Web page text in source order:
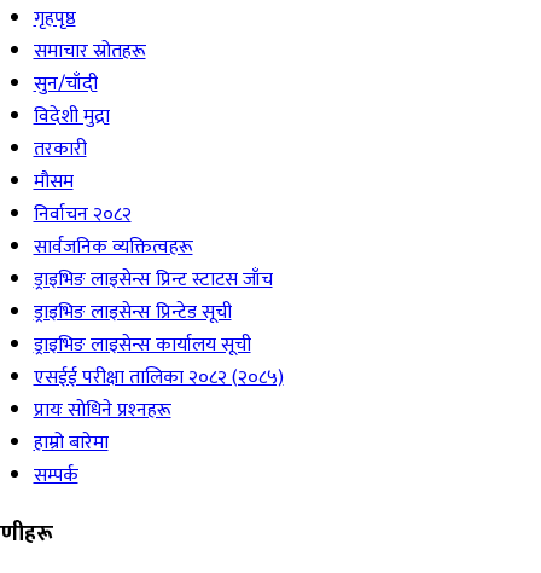
गृहपृष्ठ
समाचार स्रोतहरू
सुन/चाँदी
विदेशी मुद्रा
तरकारी
मौसम
निर्वाचन २०८२
सार्वजनिक व्यक्तित्वहरू
ड्राइभिङ लाइसेन्स प्रिन्ट स्टाटस जाँच
ड्राइभिङ लाइसेन्स प्रिन्टेड सूची
ड्राइभिङ लाइसेन्स कार्यालय सूची
एसईई परीक्षा तालिका २०८२ (२०८५)
प्रायः सोधिने प्रश्‍नहरू
हाम्रो बारेमा
सम्पर्क